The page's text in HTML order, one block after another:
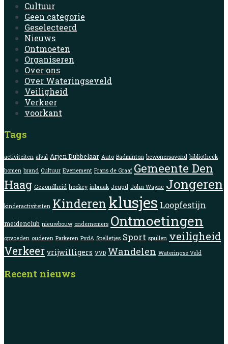
Cultuur
Geen categorie
Geselecteerd
Nieuws
Ontmoeten
Organiseren
Over ons
Over Wateringseveld
Veiligheid
Verkeer
voorkant
Tags
activiteiten afval Arjen Dubbelaar Auto Badminton bewonersavond bibliotheek
bomen brand Cultuur Evenement Frans de Graaf Gemeente Den
Haag Gezondheid hockey inbraak Jeugd John Wayne Jongeren
kinderactiviteiten Kinderenklusjes Loopfestijn
meidenclub nieuwbouw ondernemers Ontmoetingen
opvoeden ouderen Parkeren PvdA Spelletjes Sport spullen veiligheid
Verkeer vrijwilligers VVD Wandelen Wateringse Veld
Recent nieuws